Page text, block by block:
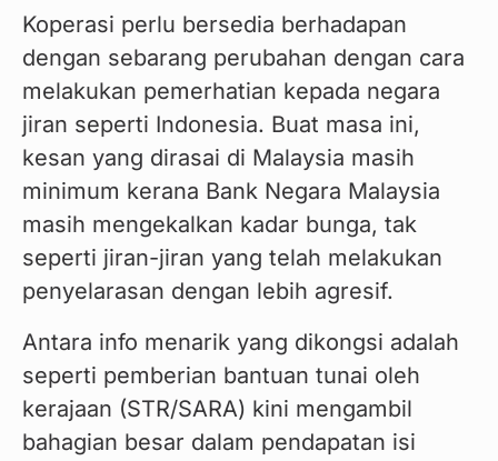
Koperasi perlu bersedia berhadapan
dengan sebarang perubahan dengan cara
melakukan pemerhatian kepada negara
jiran seperti Indonesia. Buat masa ini,
kesan yang dirasai di Malaysia masih
minimum kerana Bank Negara Malaysia
masih mengekalkan kadar bunga, tak
seperti jiran-jiran yang telah melakukan
penyelarasan dengan lebih agresif.
Antara info menarik yang dikongsi adalah
seperti pemberian bantuan tunai oleh
kerajaan (STR/SARA) kini mengambil
bahagian besar dalam pendapatan isi